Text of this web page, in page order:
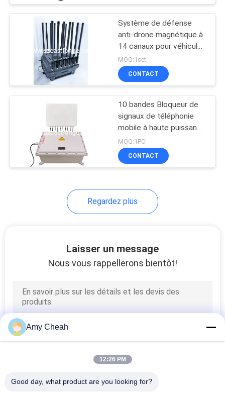
Système de défense
anti-drone magnétique à
14 canaux pour véhicule,
alimenté par AC 220V DC
24V, contre les drones
FPV pour des mesures
MOQ:1set
CONTACT
10 bandes Bloqueur de
signaux de téléphonie
mobile à haute puissance
résistant à l'explosion
pour stations-service et
champs pétroliers
MOQ:1PC
CONTACT
Regardez plus
Laisser un message
Nous vous rappellerons bientôt!
Amy Cheah
12:26 PM
Good day, what product are you looking for?